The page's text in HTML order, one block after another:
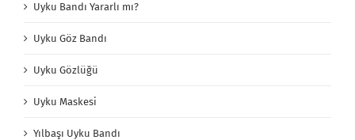
Uyku Bandı Yararlı mı?
Uyku Göz Bandı
Uyku Gözlüğü
Uyku Maskesi
Yılbaşı Uyku Bandı